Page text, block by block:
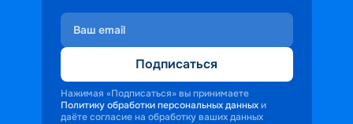
Подписаться
Нажимая «Подписаться» вы принимаете
Политику обработки персональных данных и
даёте согласие на обработку ваших данных